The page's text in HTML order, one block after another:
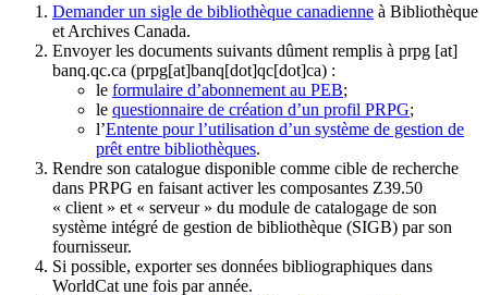
Demander un sigle de bibliothèque canadienne à Bibliothèque
et Archives Canada.
Envoyer les documents suivants dûment remplis à prpg [at]
banq.qc.ca (prpg[at]banq[dot]qc[dot]ca) :
le formulaire d’abonnement au PEB;
le questionnaire de création d’un profil PRPG;
l’Entente pour l’utilisation d’un système de gestion de
prêt entre bibliothèques.
Rendre son catalogue disponible comme cible de recherche
dans PRPG en faisant activer les composantes Z39.50
« client » et « serveur » du module de catalogage de son
système intégré de gestion de bibliothèque (SIGB) par son
fournisseur.
Si possible, exporter ses données bibliographiques dans
WorldCat une fois par année.